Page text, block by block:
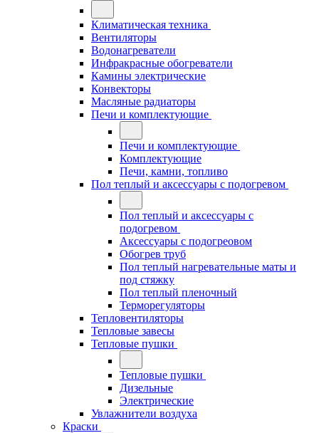
Климатическая техника
Вентиляторы
Водонагреватели
Инфракрасные обогреватели
Камины электрические
Конвекторы
Масляные радиаторы
Печи и комплектующие
Печи и комплектующие
Комплектующие
Печи, камни, топливо
Пол теплый и аксессуары с подогревом
Пол теплый и аксессуары с
подогревом
Аксессуары с подогреовом
Обогрев труб
Пол теплый нагревательные маты и
под стяжку
Пол теплый пленочный
Терморегуляторы
Тепловентиляторы
Тепловые завесы
Тепловые пушки
Тепловые пушки
Дизельные
Электрические
Увлажнители воздуха
Краски